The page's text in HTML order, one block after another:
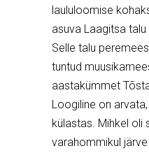
laululoomise
asuva Laagitsa
Selle talu
tuntud
aastakümmet
Loogiline on
külastas. Mihkel oli
varahommikul